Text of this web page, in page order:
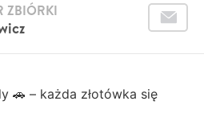
ZBIÓRKI
🚗 – każda złotówka się